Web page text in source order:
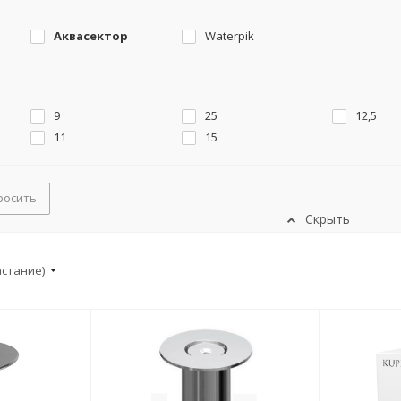
Аквасектор Waterpik
9 25
12,5
11
15
Скрыть